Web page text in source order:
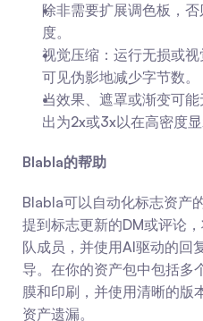
除非需要扩展调色板，
度。
视觉压缩：运行无损或
可见伪影地减少字节数。
当效果、遮罩或渐变可
出为2x或3x以在高密度显
Blabla的帮助
Blabla可以自动化标志资产
提到标志更新的DM或评论
队成员，并使用AI驱动的回
导。在你的资产包中包括
膜和印刷，并使用清晰的版
资产遗漏。